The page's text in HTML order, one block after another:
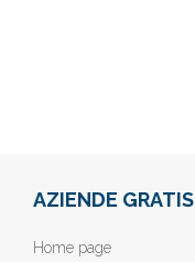
AZIENDE GRATIS
Home page